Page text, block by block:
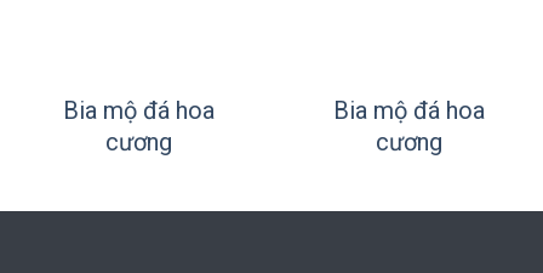
Bia mộ đá hoa
cương
Bia mộ đá hoa
cương